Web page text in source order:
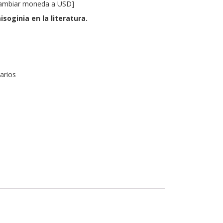
moneda a USD]
en la literatura.